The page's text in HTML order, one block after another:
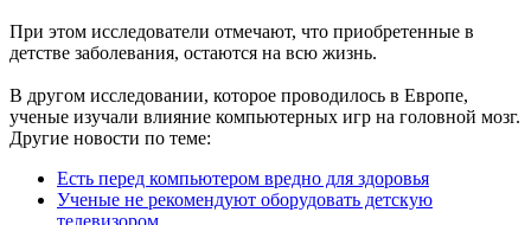
При этом исследователи отмечают, что приобретенные в
детстве заболевания, остаются на всю жизнь.
В другом исследовании, которое проводилось в Европе,
ученые изучали влияние компьютерных игр на головной мозг.
Другие новости по теме:
Есть перед компьютером вредно для здоровья
Ученые не рекомендуют оборудовать детскую
телевизором